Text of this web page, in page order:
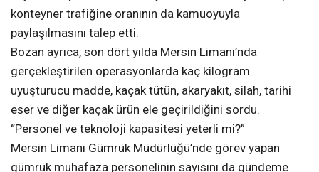
konteyner trafiğine oranının da kamuoyuyla
paylaşılmasını talep etti.
Bozan ayrıca, son dört yılda Mersin Limanı’nda
gerçekleştirilen operasyonlarda kaç kilogram
uyuşturucu madde, kaçak tütün, akaryakıt, silah, tarihi
eser ve diğer kaçak ürün ele geçirildiğini sordu.
“Personel ve teknoloji kapasitesi yeterli mi?”
Mersin Limanı Gümrük Müdürlüğü’nde görev yapan
gümrük muhafaza personelinin sayısını da gündeme